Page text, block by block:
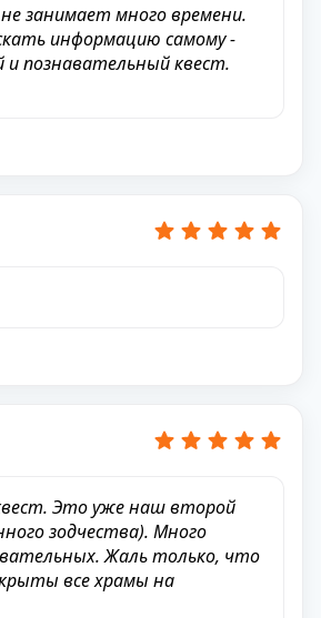
занимает много времени.
информацию самому -
и познавательный квест.
Это уже наш второй
зодчества). Много
Жаль только, что
все храмы на